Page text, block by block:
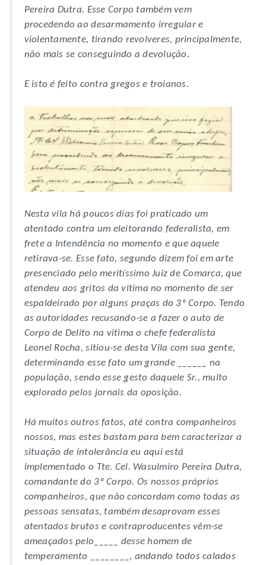
Pereira Dutra. Esse Corpo também vem
procedendo ao desarmamento irregular e
violentamente, tirando revolveres, principalmente,
não mais se conseguindo a devolução.
E isto é feito contra gregos e troianos.
Nesta vila há poucos dias foi praticado um
atentado contra um eleitorando federalista, em
frete a Intendência no momento e que aquele
retirava-se. Esse fato, segundo dizem foi em arte
presenciado pelo meritíssimo Juiz de Comarca, que
atendeu aos gritos da vitima no momento de ser
espaldeirado por alguns praças do 3º Corpo. Tendo
as autoridades recusando-se a fazer o auto de
Corpo de Delito na vitima o chefe federalista
Leonel Rocha, sitiou-se desta Vila com sua gente,
determinando esse fato um grande ______ na
população, sendo esse gesto daquele Sr., muito
explorado pelos jornais da oposição.
Há muitos outros fatos, até contra companheiros
nossos, mas estes bastam para bem caracterizar a
situação de intolerância eu aqui está
implementado o Tte. Cel. Wasulmiro Pereira Dutra,
comandante do 3º Corpo. Os nossos próprios
companheiros, que não concordam como todas as
pessoas sensatas, também desaprovam esses
atentados brutos e contraproducentes vêm-se
ameaçados pelo_____ desse homem de
temperamento ________, andando todos calados